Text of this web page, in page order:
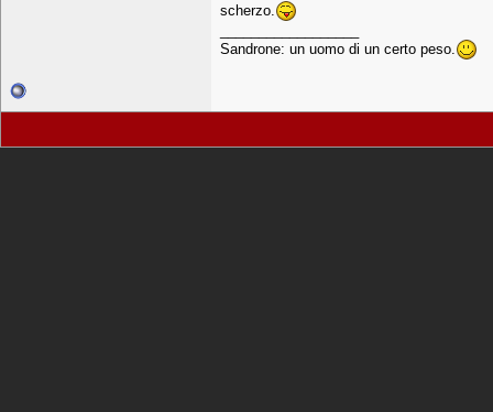
scherzo.
Sandrone: un uomo di un certo peso.